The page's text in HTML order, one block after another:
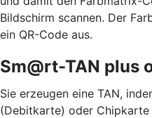
Bildschirm scannen. Der
ein QR-Code aus.
Sm@rt-TAN plus
Sie erzeugen eine TAN,
(Debitkarte) oder